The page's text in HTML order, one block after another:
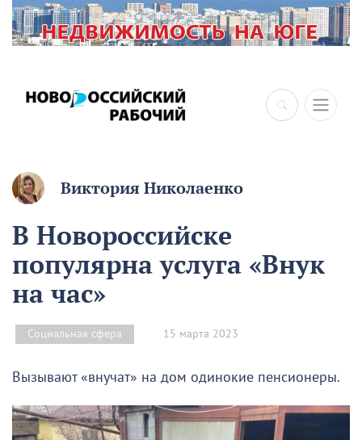
Виктория Николаенко
В Новороссийске
популярна услуга «Внук
на час»
Социальная сфера 15 марта 2023
Вызывают «внучат» на дом одинокие пенсионеры.